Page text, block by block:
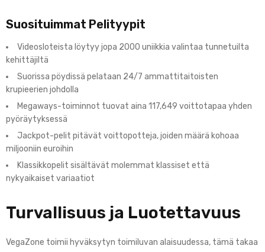
Suosituimmat Pelityypit
Videosloteista löytyy jopa 2000 uniikkia valintaa tunnetuilta
kehittäjiltä
Suorissa pöydissä pelataan 24/7 ammattitaitoisten
krupieerien johdolla
Megaways-toiminnot tuovat aina 117,649 voittotapaa yhden
pyöräytyksessä
Jackpot-pelit pitävät voittopotteja, joiden määrä kohoaa
miljooniin euroihin
Klassikkopelit sisältävät molemmat klassiset että
nykyaikaiset variaatiot
Turvallisuus ja Luotettavuus
VegaZone toimii hyväksytyn toimiluvan alaisuudessa, tämä takaa